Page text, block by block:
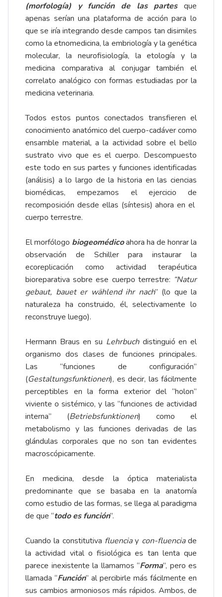
(morfología) y función de las partesque
apenas serían una plataforma de acción para lo
que se iría integrando desde campos tan disimiles
como la etnomedicina, la embriología y la genética
molecular, la neurofisiología, la etología y la
medicina comparativa al conjugar también el
correlato analógico con formas estudiadas por la
medicina veterinaria.
Todos estos puntos conectados transfieren el
conocimiento anatómico del cuerpo-cadáver como
ensamble material, a la actividad sobre el bello
sustrato vivo que es el cuerpo. Descompuesto
este todo en sus partes y funciones identificadas
(análisis) a lo largo de la historia en las ciencias
biomédicas, empezamos el ejercicio de
recomposición desde ellas (síntesis) ahora en el
cuerpo terrestre.
El morfólogo biogeomédicoahora ha de honrar la
observación de Schiller para instaurar la
ecoreplicación como actividad terapéutica
bioreparativa sobre ese cuerpo terrestre: “Natur
gebaut, bauet er wählend ihr nach” (lo que la
naturaleza ha construido, él, selectivamente lo
reconstruye luego).
Hermann Braus en su Lehrbuchdistinguió en el
organismo dos clases de funciones principales.
Las “funciones de configuración”
(Gestaltungsfunktionen), es decir, las fácilmente
perceptibles en la forma exterior del “holon”
viviente o sistémico, y las “funciones de actividad
interna” (Betriebsfunktionen) como el
metabolismo y las funciones derivadas de las
glándulas corporales que no son tan evidentes
macroscópicamente.
En medicina, desde la óptica materialista
predominante que se basaba en la anatomía
como estudio de las formas, se llega al paradigma
de que “todo es función”.
Cuando la constitutiva fluenciay con-fluenciade
la actividad vital o fisiológica es tan lenta que
parece inexistente la llamamos “Forma”, pero es
llamada “Función” al percibirle más fácilmente en
sus cambios armoniosos más rápidos. Ambos, de